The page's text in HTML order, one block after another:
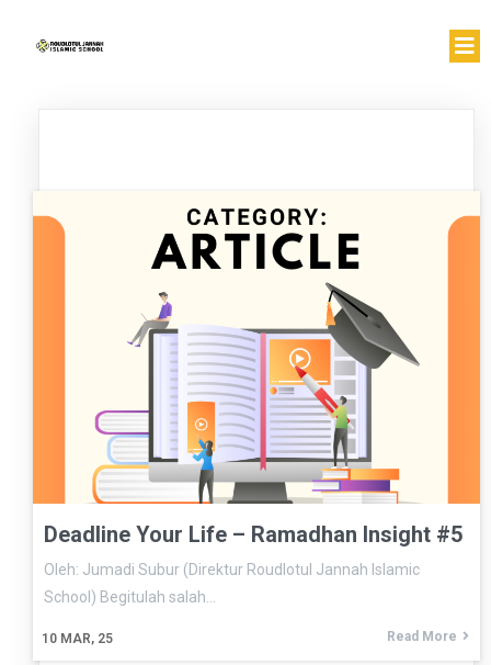
Deadline Your Life – Ramadhan Insight #5
10 MAR, 25
Oleh: Jumadi Subur (Direktur Roudlotul Jannah Islamic
School) Begitulah salah…
Read More